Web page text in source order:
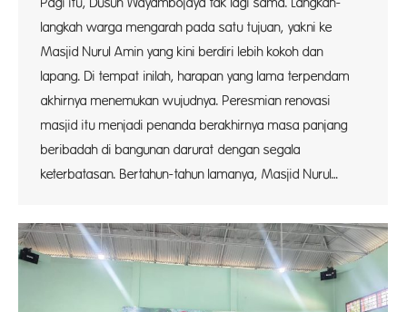
Pagi itu, Dusun Wayambojaya tak lagi sama. Langkah-
langkah warga mengarah pada satu tujuan, yakni ke
Masjid Nurul Amin yang kini berdiri lebih kokoh dan
lapang. Di tempat inilah, harapan yang lama terpendam
akhirnya menemukan wujudnya. Peresmian renovasi
masjid itu menjadi penanda berakhirnya masa panjang
beribadah di bangunan darurat dengan segala
keterbatasan. Bertahun-tahun lamanya, Masjid Nurul…